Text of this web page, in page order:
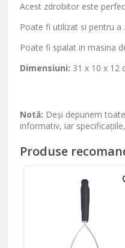
Acest zdrobitor este
Poate fi utilizat si pentru
Poate fi spalat in masina
Dimensiuni: 31 x 10 x 12
Notă: Deși depunem
informativ, iar
Produse